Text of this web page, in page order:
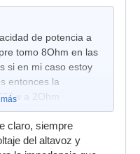
de potencia a
tomo 8Ohm en las
si en mi caso estoy
entonces la
a 2Ohm
defino la
lo que el umnbral
si
claro, siempre
del altavoz y